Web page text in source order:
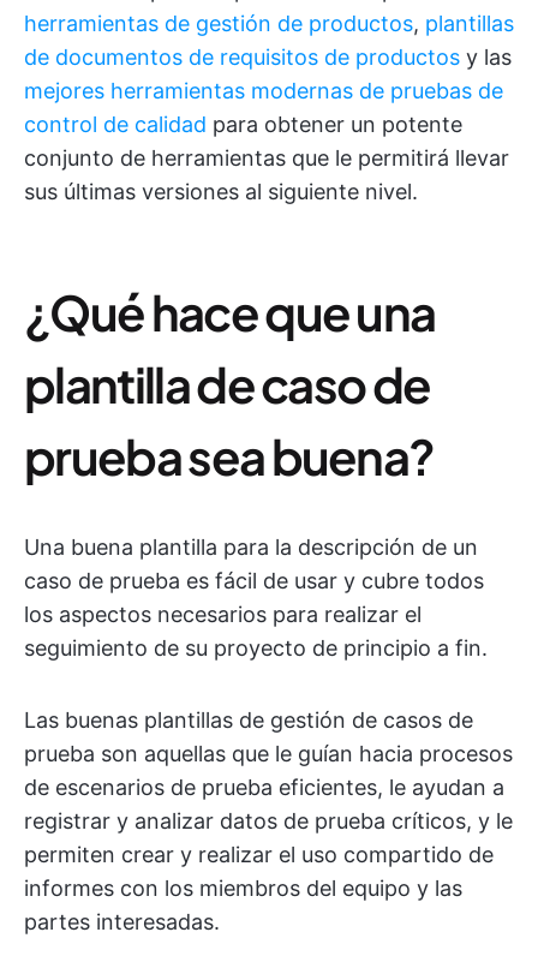
herramientas de gestión de productos, plantillas
de documentos de requisitos de productos y las
mejores herramientas modernas de pruebas de
control de calidad para obtener un potente
conjunto de herramientas que le permitirá llevar
sus últimas versiones al siguiente nivel.
¿Qué hace que una
plantilla de caso de
prueba sea buena?
Una buena plantilla para la descripción de un
caso de prueba es fácil de usar y cubre todos
los aspectos necesarios para realizar el
seguimiento de su proyecto de principio a fin.
Las buenas plantillas de gestión de casos de
prueba son aquellas que le guían hacia procesos
de escenarios de prueba eficientes, le ayudan a
registrar y analizar datos de prueba críticos, y le
permiten crear y realizar el uso compartido de
informes con los miembros del equipo y las
partes interesadas.